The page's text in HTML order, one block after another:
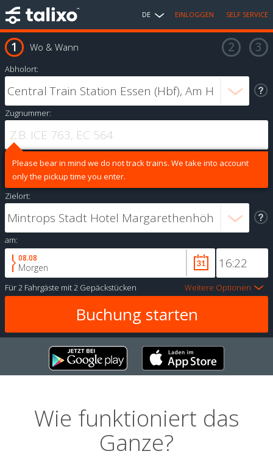
DE EINLOGGEN SELF SERVICE
Wo & Wann
Abholort:
Zugnummer:
Please bear in mind we do not track trains. We take into account
only the pickup time you enter.
Zielort:
am:
08.08
Morgen
Für2 Fahrgäste mit2 Gepäckstücken Weitere Optionen
Wie funktioniert das
Ganze?